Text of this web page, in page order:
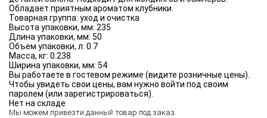
Обладает приятным ароматом клубники.
Товарная группа: уход и очистка
Высота упаковки, мм: 235
Длина упаковки, мм: 50
Объем упаковки, л: 0.7
Масса, кг: 0.238
Ширина упаковки, мм: 54
Вы работаете в гостевом режиме (видите розничные цены).
Чтобы увидеть свои цены, вам нужно войти под своим
паролем (или зарегистрироваться).
Нет на складе
Мы можем привезти данный товар под заказ.